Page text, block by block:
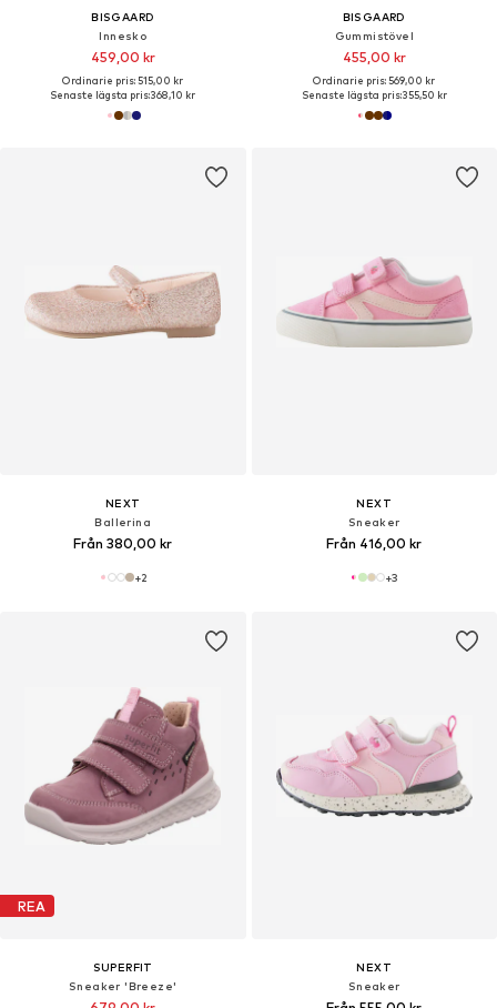
BISGAARD
Innesko
459,00 kr
Ordinarie pris: 515,00 kr
Senaste lägsta pris:368,10 kr
BISGAARD
Gummistövel
455,00 kr
Ordinarie pris: 569,00 kr
Senaste lägsta pris:355,50 kr
NEXT
Ballerina
Från 380,00 kr
+2
NEXT
Sneaker
Från 416,00 kr
+3
REA
SUPERFIT
Sneaker 'Breeze'
NEXT
Sneaker